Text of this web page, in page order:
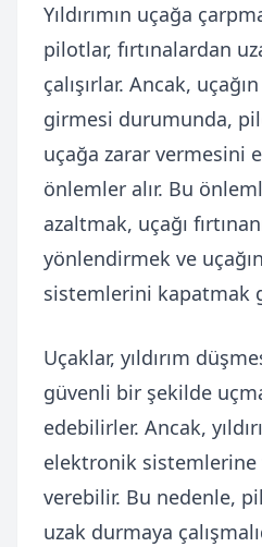
Yıldırımın uçağa
pilotlar, fırtınalardan
çalışırlar. Ancak,
girmesi durumunda,
uçağa zarar vermesini
önlemler alır. Bu
azaltmak, uçağı
yönlendirmek ve
sistemlerini kapatmak
Uçaklar, yıldırım
güvenli bir şekilde
edebilirler. Ancak,
elektronik sistemlerine
verebilir. Bu nedenle,
uzak durmaya